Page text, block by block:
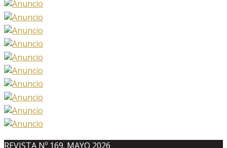
REVISTA Nº 169. MAYO 2026